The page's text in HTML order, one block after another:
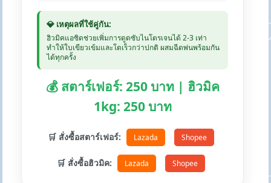
💎 เหตุผลที่ใช้คู่กัน:
ฮิวมิคแอซิดช่วยเพิ่มการดูดซับไนโตรเจนได้ 2-3 เท่า
ทำให้ใบเขียวเข้มและโตเร็วกว่าปกติ ผสมฉีดพ่นพร้อมกัน
ได้ทุกครั้ง
💰 สตาร์เฟอร์: 250 บาท | ฮิวมิค
1kg: 250 บาท
🛒 สั่งซื้อสตาร์เฟอร์: Lazada Shopee
🛒 สั่งซื้อฮิวมิค: Lazada Shopee